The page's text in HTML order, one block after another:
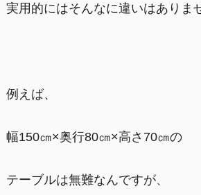
実用的にはそんなに違いはありま
例えば、
幅150㎝×奥行80㎝×高さ70㎝の
テーブルは無難なんですが、